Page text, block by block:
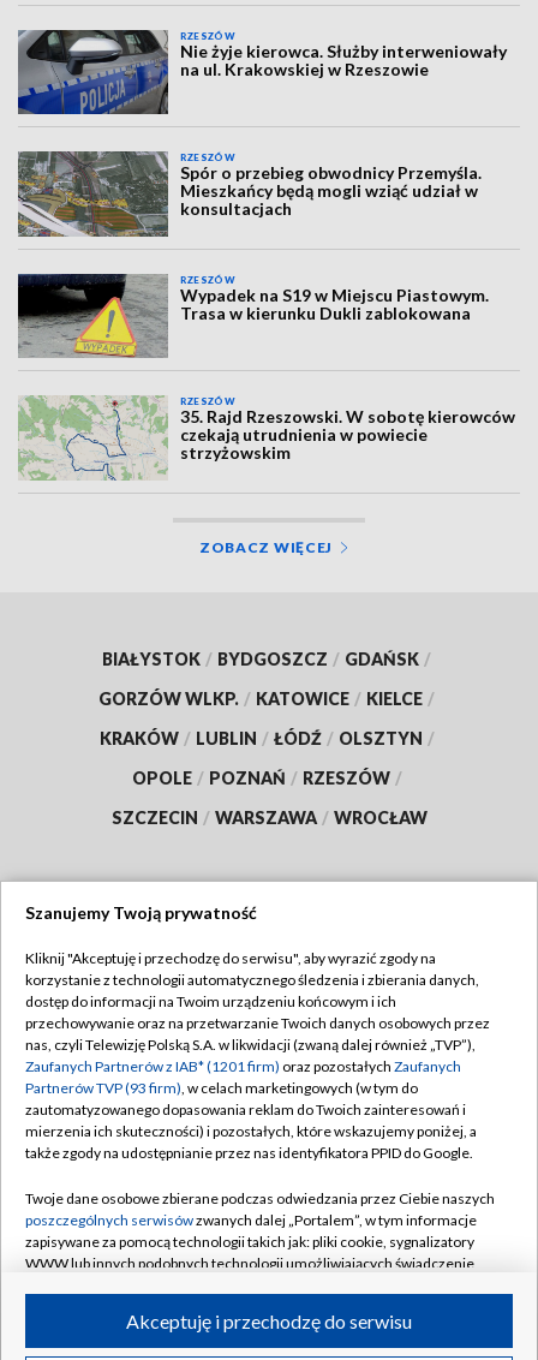
RZESZÓW
Nie żyje kierowca. Służby interweniowały
na ul. Krakowskiej w Rzeszowie
RZESZÓW
Spór o przebieg obwodnicy Przemyśla.
Mieszkańcy będą mogli wziąć udział w
konsultacjach
RZESZÓW
Wypadek na S19 w Miejscu Piastowym.
Trasa w kierunku Dukli zablokowana
RZESZÓW
35. Rajd Rzeszowski. W sobotę kierowców
czekają utrudnienia w powiecie
strzyżowskim
ZOBACZ WIĘCEJ
BIAŁYSTOK / BYDGOSZCZ / GDAŃSK /
GORZÓW WLKP. / KATOWICE / KIELCE /
KRAKÓW / LUBLIN / ŁÓDŹ / OLSZTYN /
OPOLE / POZNAŃ / RZESZÓW /
SZCZECIN / WARSZAWA / WROCŁAW
TVP
Abonament TVP
Emisja w TVP
Centrum informacji TVP
Naziemna Telewizja Cyfrowa
Rada Programowa
System NOS
Informacje o nadawcy
Program dla prasy
Regulamin TVP
Polityka prywatności
Moje zgody
Pomoc
Kontakt
Kanały
Szanujemy Twoją prywatność
Kliknij "Akceptuję i przechodzę do serwisu", aby wyrazić zgody na
korzystanie z technologii automatycznego śledzenia i zbierania danych,
dostęp do informacji na Twoim urządzeniu końcowym i ich
przechowywanie oraz na przetwarzanie Twoich danych osobowych przez
nas, czyli Telewizję Polską S.A. w likwidacji (zwaną dalej również „TVP”),
Zaufanych Partnerów z IAB* (1201 firm) oraz pozostałych Zaufanych
Partnerów TVP (93 firm), w celach marketingowych (w tym do
zautomatyzowanego dopasowania reklam do Twoich zainteresowań i
mierzenia ich skuteczności) i pozostałych, które wskazujemy poniżej, a
także zgody na udostępnianie przez nas identyfikatora PPID do Google.
Twoje dane osobowe zbierane podczas odwiedzania przez Ciebie naszych
poszczególnych serwisówzwanych dalej „Portalem”, w tym informacje
zapisywane za pomocą technologii takich jak: pliki cookie, sygnalizatory
WWW lub innych podobnych technologii umożliwiających świadczenie
ruchu w Internecie.Akceptuję i przechodzę do serwisu